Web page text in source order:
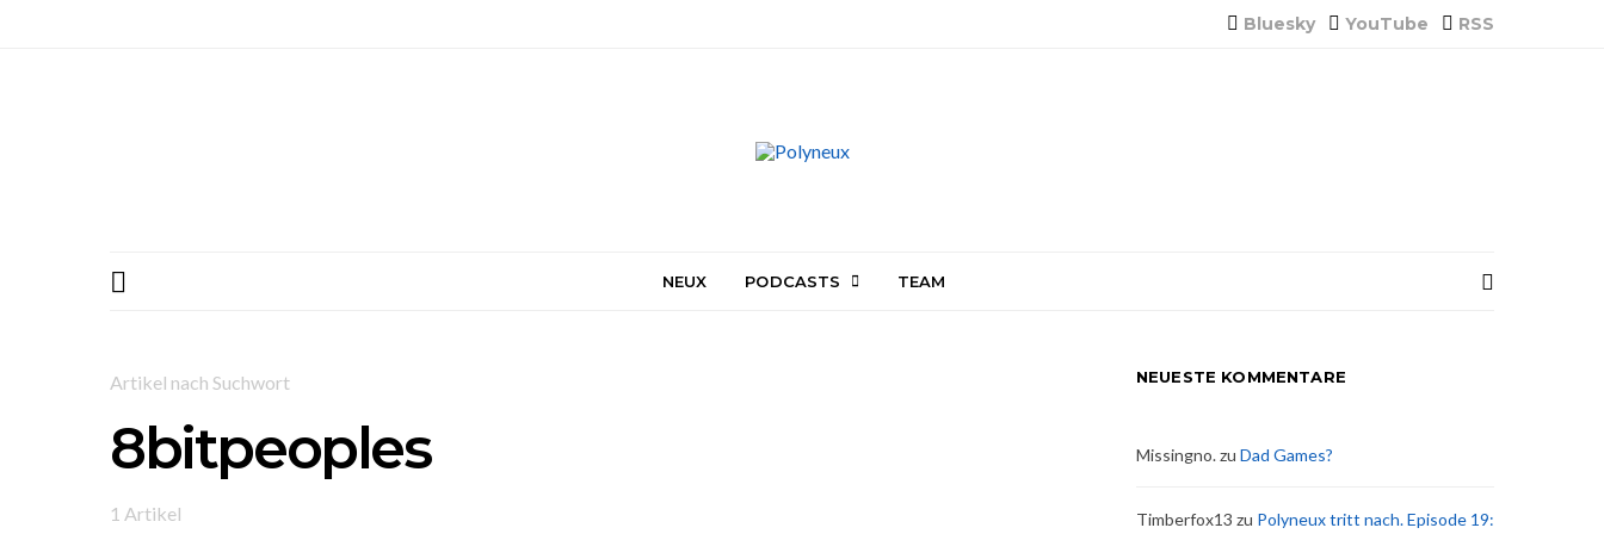
Bluesky YouTube RSS
NEUX PODCASTS TEAM
Artikel nach Suchwort
8bitpeoples
1 Artikel
NEUESTE KOMMENTARE
Missingno.zu Dad Games?
Timberfox13 zu Polyneux tritt nach. Episode 19: